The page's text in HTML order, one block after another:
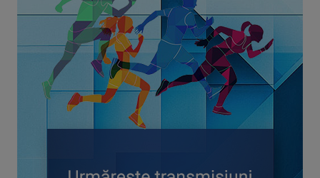
activităților comerciale